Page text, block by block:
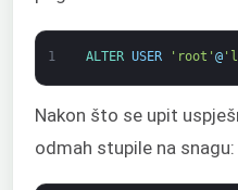
1 ALTER USER 'root' @
Nakon što se upit
odmah stupile na snagu: